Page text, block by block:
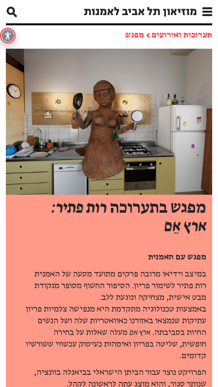
תערוכות ואירועים ← מפגש
מפגש בתערוכה רות פתיר:
ארץ אֵם
מפגש עם האמנית
במיצב וידיאו מרובה פרקים מתועד מסעה של האמנית
רות פתיר לשימור פריון. הסיפור החשוף מסופר מנקודת
מבט אישית, מצחיקה ונוגעת ללב.
באמצעות טכנולוגיה מתקדמת היא מנפישה צלמיות פריון
עתיקות שנמצאו באזורנו כאוואטריות שלה ושל הנשים
החיות בסביבתה. ארץ אֵם מעלה שאלות על בחירה
חופשית, שליטה בפריון ואימהוּת כעיסוק עכשווי ששורשיו
קדומים.
הפרויקט נוצר עבור הביתן הישראלי בביאנלה בוונציה,
שנותר סגור, והוא מוצג עתה לראשונה לקהל.